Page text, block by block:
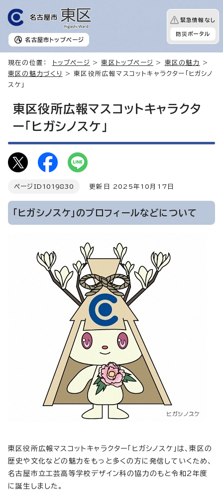
名古屋市 トップページ
緊急情報なし
防災ポータル
現在の位置： トップページ > 東区トップページ > 東区の魅力
>
東区の魅力づくり
> 東区役所広報マスコットキャラクター「ヒガシノ
スケ」
東区役所広報マスコットキャラクタ
ー「ヒガシノスケ」
ページID 1019830 更新日 2025年10月17日
「ヒガシノスケ」のプロフィールなどについて
東区役所広報マスコットキャラクター「ヒガシノスケ」は、東区の
歴史や文化などの魅力をもっと多くの方に発信していくため、
名古屋市立工芸高等学校デザイン科の協力のもと令和2年度
に誕生しました。